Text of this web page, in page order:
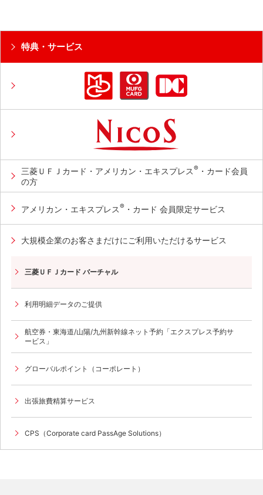
特典・サービス
三菱ＵＦＪカード・アメリカン・エキスプレス ® ・カード会員
の方
アメリカン・エキスプレス ® ・カード 会員限定サービス
大規模企業のお客さまだけにご利用いただけるサービス
三菱ＵＦＪカード バーチャル
利用明細データのご提供
航空券・東海道/山陽/九州新幹線ネット予約「エクスプレス予約サ
ービス」
グローバルポイント（コーポレート）
出張旅費精算サービス
CPS（Corporate card PassAge Solutions）